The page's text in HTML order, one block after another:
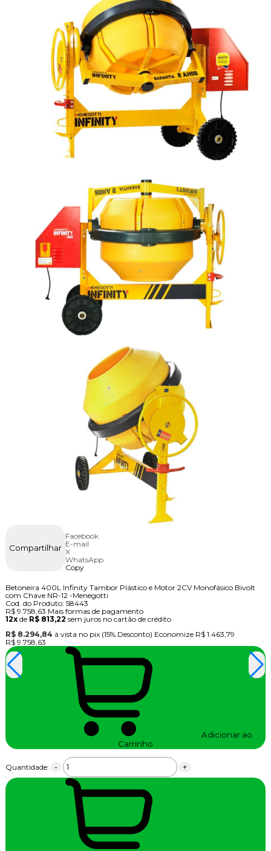
Compartilhar
Facebook
E-mail
X
WhatsApp
Copy
Betoneira 400L Infinity Tambor Plástico e Motor 2CV Monofásico Bivolt
com Chave NR-12 -Menegotti
Cod. do Produto: 58443
R$ 9.758,63 Mais formas de pagamento
12xde R$ 813,22 sem juros no cartão de crédito
R$ 8.294,84 à vista no pix (15% Desconto) Economize R$ 1.463,79
R$ 9.758,63
Adicionar ao
Carrinho
Quantidade: - +